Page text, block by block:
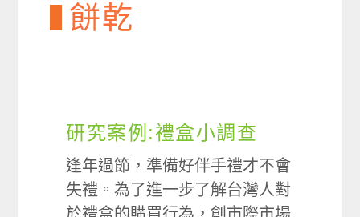
餅乾
研究案例:禮盒小調查
逢年過節，準備好伴手禮才不會
失禮。為了進一步了解台灣人對